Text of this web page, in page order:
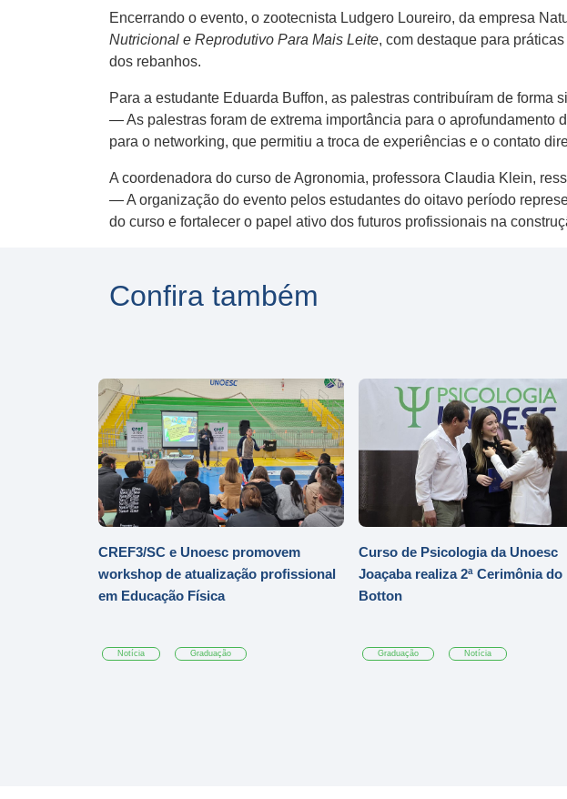
Encerrando o evento, o zootecnista Ludgero Loureiro, da empresa
Nutricional e Reprodutivo Para Mais Leite, com destaque para
dos rebanhos.
Para a estudante Eduarda Buffon, as palestras contribuíram de forma
— As palestras foram de extrema importância para o aprofundamento
para o networking, que permitiu a troca de experiências e o contato
A coordenadora do curso de Agronomia, professora Claudia Klein,
— A organização do evento pelos estudantes do oitavo período
do curso e fortalecer o papel ativo dos futuros profissionais na
Confira também
CREF3/SC e Unoesc promovem
workshop de atualização profissional
em Educação Física
Notícia Graduação
Curso de Psicologia da Unoesc
Joaçaba realiza 2ª Cerimônia do
Botton
Graduação Notícia